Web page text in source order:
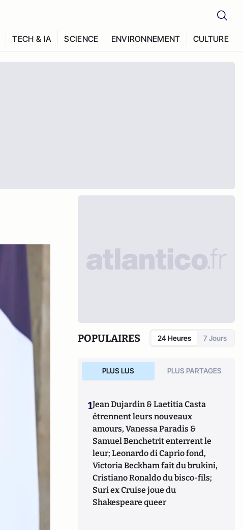
TECH & IA SCIENCE ENVIRONNEMENT CULTURE
POPULAIRES 24 Heures 7 Jours
PLUS LUS PLUS PARTAGES
1Jean Dujardin & Laetitia Casta
étrennent leurs nouveaux
amours, Vanessa Paradis &
Samuel Benchetrit enterrent le
leur; Leonardo di Caprio fond,
Victoria Beckham fait du brukini,
Cristiano Ronaldo du bisco-fils;
Suri ex Cruise joue du
Shakespeare queer